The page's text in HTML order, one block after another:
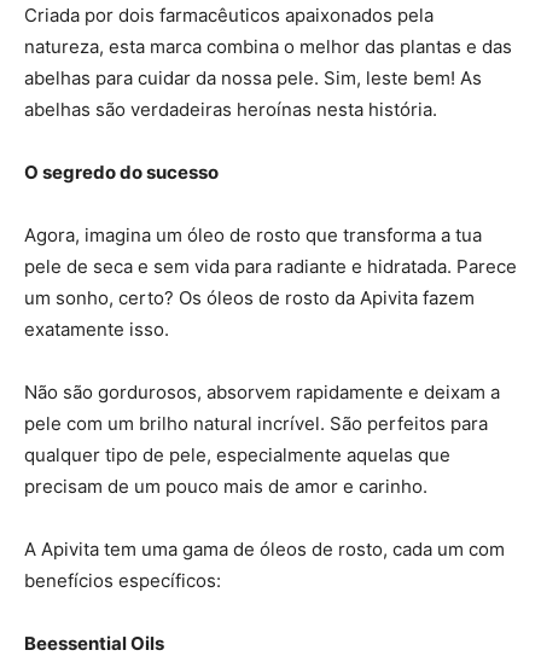
Criada por dois farmacêuticos apaixonados pela
natureza, esta marca combina o melhor das plantas e das
abelhas para cuidar da nossa pele. Sim, leste bem! As
abelhas são verdadeiras heroínas nesta história.
O segredo do sucesso
Agora, imagina um óleo de rosto que transforma a tua
pele de seca e sem vida para radiante e hidratada. Parece
um sonho, certo? Os óleos de rosto da Apivita fazem
exatamente isso.
Não são gordurosos, absorvem rapidamente e deixam a
pele com um brilho natural incrível. São perfeitos para
qualquer tipo de pele, especialmente aquelas que
precisam de um pouco mais de amor e carinho.
A Apivita tem uma gama de óleos de rosto, cada um com
benefícios específicos:
Beessential Oils